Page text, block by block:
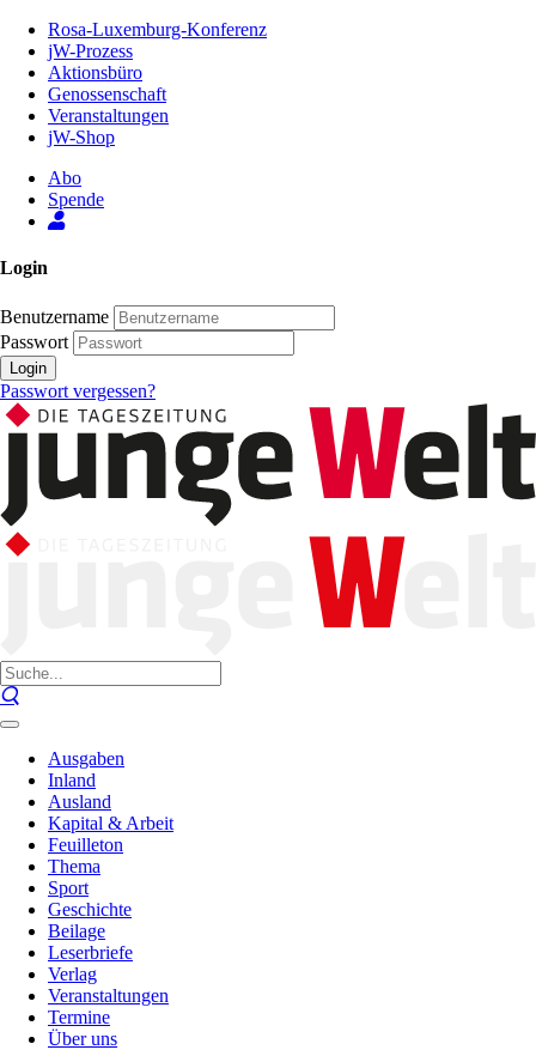
Inhalt
Seite
Rosa-Luxemburg-Konferenz
jW-Prozess
Aktionsbüro
Genossenschaft
Veranstaltungen
jW-Shop
Abo
Spende
Login
Benutzername
Passwort
Login
Passwort vergessen?
Ausgaben
Inland
Ausland
Kapital & Arbeit
Feuilleton
Thema
Sport
Geschichte
Beilage
Leserbriefe
Verlag
Veranstaltungen
Termine
Über uns